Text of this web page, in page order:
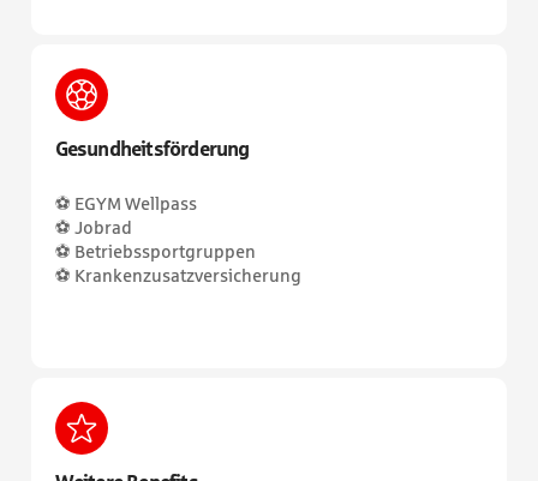
Gesundheitsförderung
⚽ EGYM Wellpass
⚽ Jobrad
⚽ Betriebssportgruppen
⚽ Krankenzusatzversicherung